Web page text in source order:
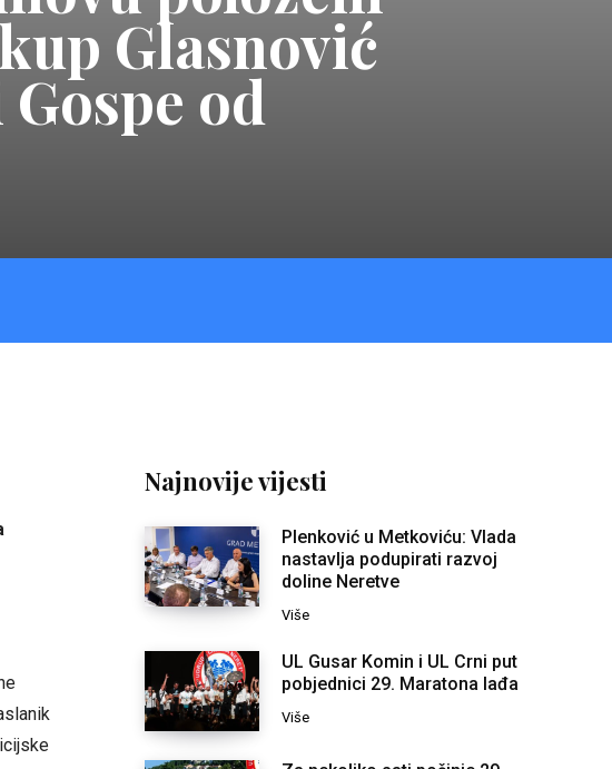
Glasnović
od
Najnovije vijesti
Plenković u Metkoviću: Vlada
nastavlja podupirati razvoj
doline Neretve
Više
UL Gusar Komin i UL Crni put
pobjednici 29. Maratona lađa
Više